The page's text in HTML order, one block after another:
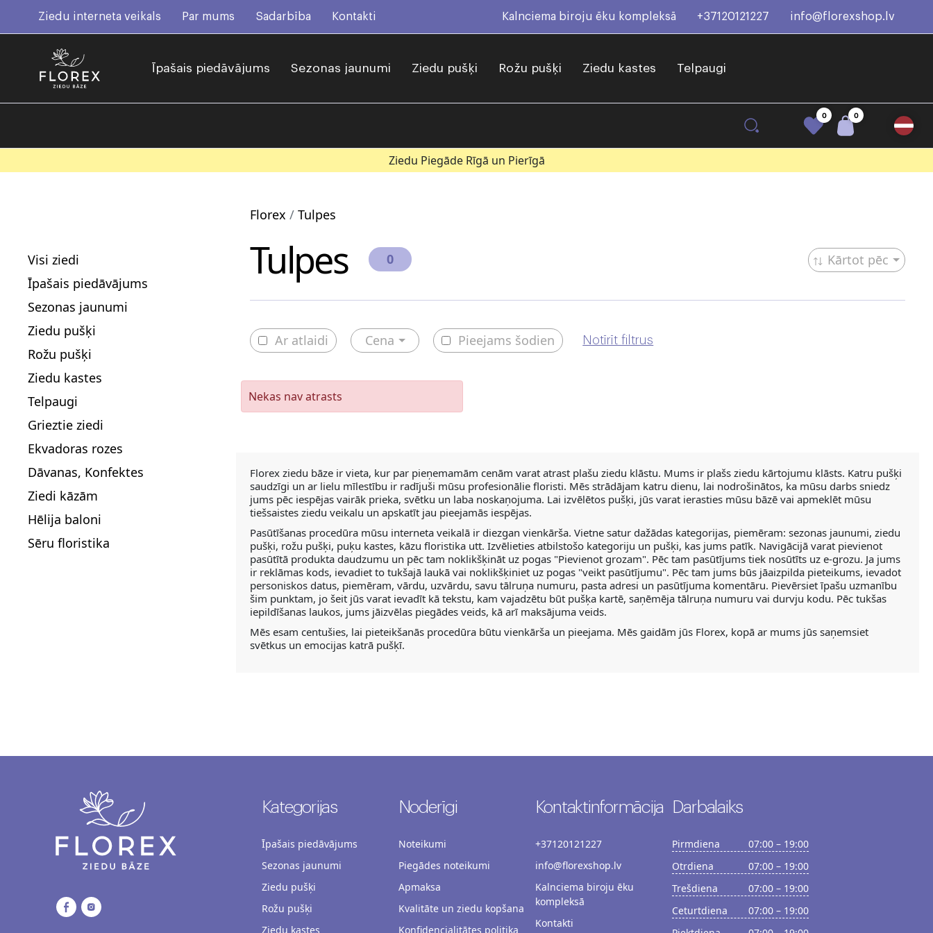
Ziedu interneta veikals Par mums Sadarbība Kontakti Kalnciema biroju ēku kompleksā +37120121227 info@florexshop.lv
Īpašais piedāvājums Sezonas jaunumi Ziedu pušķi Rožu pušķi Ziedu kastes Telpaugi
0 0
Ziedu Piegāde Rīgā un Pierīgā
Visi ziedi
Īpašais piedāvājums
Sezonas jaunumi
Ziedu pušķi
Rožu pušķi
Ziedu kastes
Telpaugi
Grieztie ziedi
Ekvadoras rozes
Dāvanas, Konfektes
Ziedi kāzām
Hēlija baloni
Sēru floristika
Florex Tulpes
Tulpes 0 Kārtot pēc
Ar atlaidi Cena Pieejams šodien Notīrīt filtrus
Nekas nav atrasts
Florex ziedu bāze ir vieta, kur par pieņemamām cenām varat atrast plašu ziedu klāstu. Mums ir plašs ziedu kārtojumu klāsts. Katru pušķi
saudzīgi un ar lielu mīlestību ir radījuši mūsu profesionālie floristi. Mēs strādājam katru dienu, lai nodrošinātos, ka mūsu darbs sniedz
jums pēc iespējas vairāk prieka, svētku un laba noskaņojuma. Lai izvēlētos pušķi, jūs varat ierasties mūsu bāzē vai apmeklēt mūsu
tiešsaistes ziedu veikalu un apskatīt jau pieejamās iespējas.
Pasūtīšanas procedūra mūsu interneta veikalā ir diezgan vienkārša. Vietne satur dažādas kategorijas, piemēram: sezonas jaunumi, ziedu
pušķi, rožu pušķi, puķu kastes, kāzu floristika utt. Izvēlieties atbilstošo kategoriju un pušķi, kas jums patīk. Navigācijā varat pievienot
pasūtītā produkta daudzumu un pēc tam noklikšķināt uz pogas "Pievienot grozam". Pēc tam pasūtījums tiek nosūtīts uz e-grozu. Ja jums
ir reklāmas kods, ievadiet to tukšajā laukā vai noklikšķiniet uz pogas "veikt pasūtījumu". Pēc tam jums būs jāaizpilda pieteikums, ievadot
personiskos datus, piemēram, vārdu, uzvārdu, savu tālruņa numuru, pasta adresi un pasūtījuma komentāru. Pievērsiet īpašu uzmanību
šim punktam, jo šeit jūs varat ievadīt kā tekstu, kam vajadzētu būt pušķa kartē, saņēmēja tālruņa numuru vai durvju kodu. Pēc tukšas
iepildīšanas laukos, jums jāizvēlas piegādes veids, kā arī maksājuma veids.
Mēs esam centušies, lai pieteikšanās procedūra būtu vienkārša un pieejama. Mēs gaidām jūs Florex, kopā ar mums jūs saņemsiet
svētkus un emocijas katrā pušķī.
Kategorijas
Īpašais piedāvājums
Sezonas jaunumi
Ziedu pušķi
Rožu pušķi
Ziedu kastes
Noderīgi
Noteikumi
Piegādes noteikumi
Apmaksa
Kvalitāte un ziedu kopšana
Konfidencialitātes politika
Kontaktinformācija
+37120121227
info@florexshop.lv
Kalnciema biroju ēku
kompleksā
Kontakti
Darbalaiks
Pirmdiena
07:00 – 19:00
Otrdiena
07:00 – 19:00
Trešdiena
07:00 – 19:00
Ceturtdiena
07:00 – 19:00